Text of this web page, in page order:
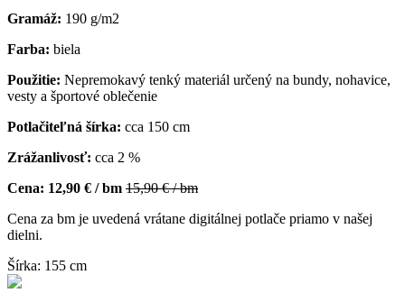
Gramáž: 190 g/m2
Farba: biela
Použitie: Nepremokavý tenký materiál určený na bundy, nohavice,
vesty a športové oblečenie
Potlačiteľná šírka: cca 150 cm
Zrážanlivosť: cca 2 %
Cena: 12,90 € / bm 15,90 € / bm
Cena za bm je uvedená vrátane digitálnej potlače priamo v našej
dielni.
Šírka: 155 cm